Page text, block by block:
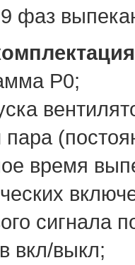
фаз
P0;
пара
время
сигнала
вкл/выкл;